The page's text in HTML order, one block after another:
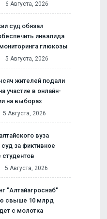
6 Августа, 2026
суд обязал
инвалида
глюкозы
5 Августа, 2026
жителей подали
участие в онлайн-
на выборах
5 Августа, 2026
вуза
за фиктивное
студентов
5 Августа, 2026
"Алтайагроснаб"
свыше 10 млрд
с молотка